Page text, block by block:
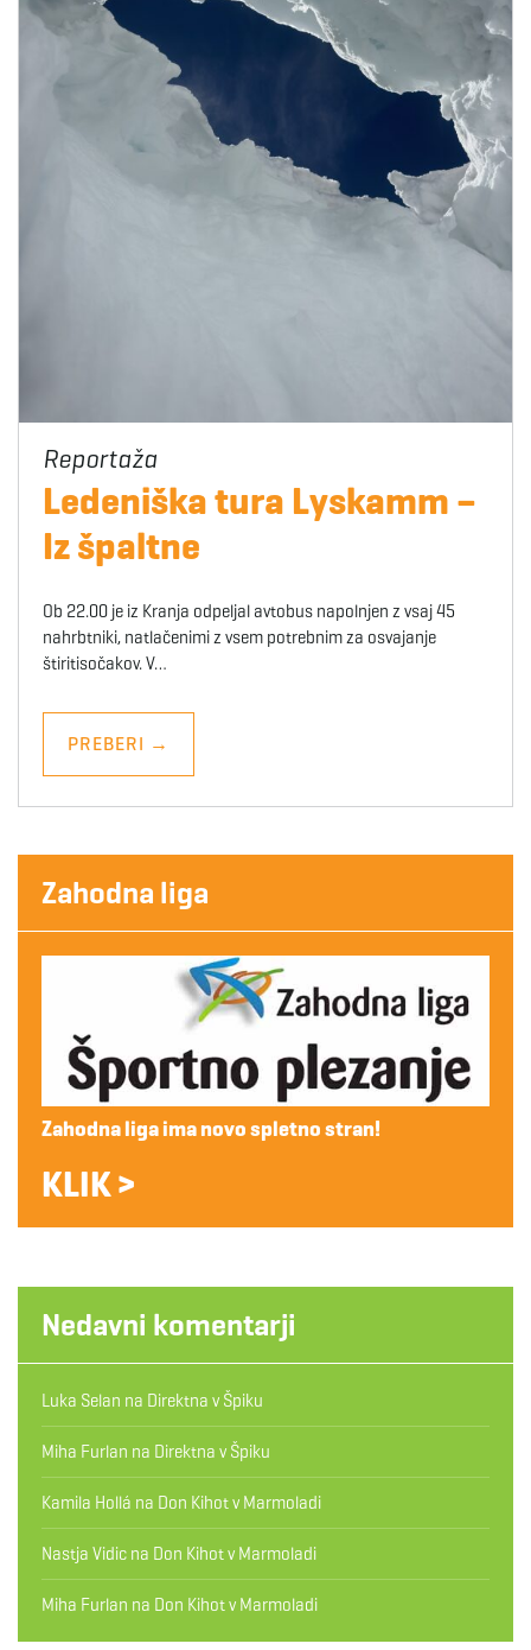
Ledeniška tura Lyskamm –
Iz špaltne
Ob 22.00 je iz Kranja odpeljal avtobus napolnjen z vsaj 45
nahrbtniki, natlačenimi z vsem potrebnim za osvajanje
štiritisočakov. V…
PREBERI →
Zahodna liga
Zahodna liga ima novo spletno stran!
KLIK >
Nedavni komentarji
Luka Selan na Direktna v Špiku
Miha Furlan na Direktna v Špiku
Kamila Hollá na Don Kihot v Marmoladi
Nastja Vidic na Don Kihot v Marmoladi
Miha Furlan na Don Kihot v Marmoladi